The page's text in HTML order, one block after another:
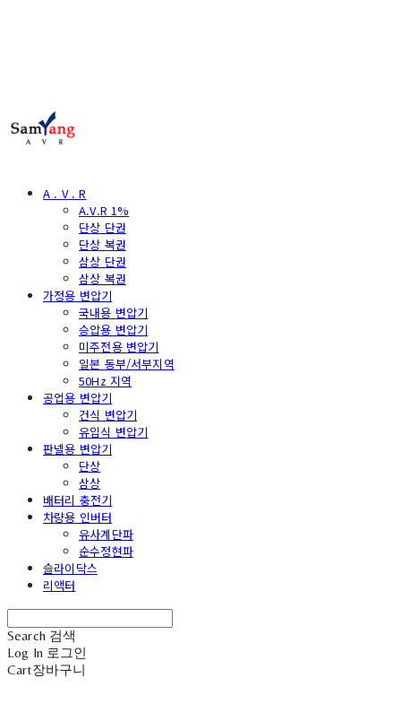
A . V . R
A.V.R 1%
단상 단권
단상 복권
삼상 단권
삼상 복권
가정용 변압기
국내용 변압기
승압용 변압기
미주전용 변압기
일본 동부/서부지역
50Hz 지역
공업용 변압기
건식 변압기
유입식 변압기
판넬용 변압기
단상
삼상
배터리 충전기
차량용 인버터
유사계단파
순수정현파
슬라이닥스
리액터
Search 검색
Log In 로그인
Cart장바구니